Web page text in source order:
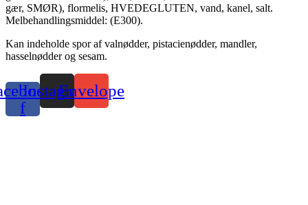
gær, SMØR), flormelis, HVEDEGLUTEN, vand, kanel, salt.
Melbehandlingsmiddel: (E300).
Kan indeholde spor af valnødder, pistacienødder, mandler,
hasselnødder og sesam.
f
InstagramEnvelope